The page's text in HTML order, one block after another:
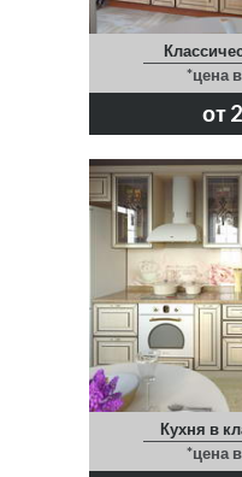
*цена
от
Кухня в
*цена